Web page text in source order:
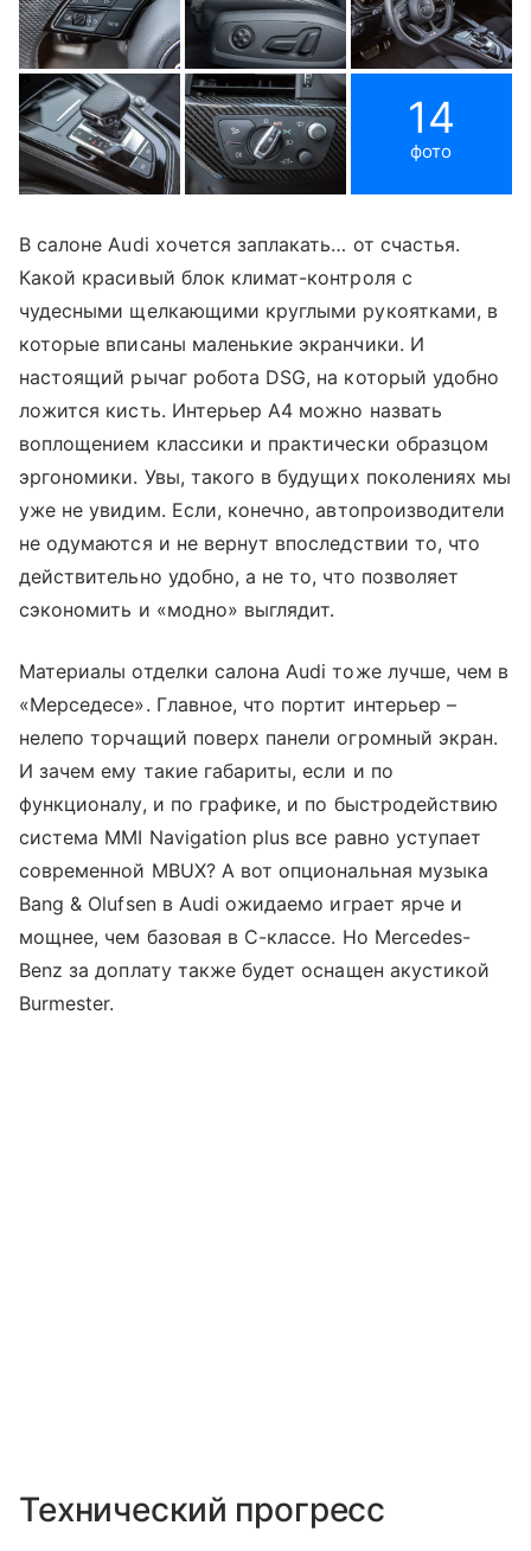
14
фото
В салоне Audi хочется заплакать… от счастья.
Какой красивый блок климат-контроля с
чудесными щелкающими круглыми рукоятками, в
которые вписаны маленькие экранчики. И
настоящий рычаг робота DSG, на который удобно
ложится кисть. Интерьер A4 можно назвать
воплощением классики и практически образцом
эргономики. Увы, такого в будущих поколениях мы
уже не увидим. Если, конечно, автопроизводители
не одумаются и не вернут впоследствии то, что
действительно удобно, а не то, что позволяет
сэкономить и «модно» выглядит.
Материалы отделки салона Audi тоже лучше, чем в
«Мерседесе». Главное, что портит интерьер –
нелепо торчащий поверх панели огромный экран.
И зачем ему такие габариты, если и по
функционалу, и по графике, и по быстродействию
система MMI Navigation plus все равно уступает
современной MBUX? А вот опциональная музыка
Bang & Olufsen в Audi ожидаемо играет ярче и
мощнее, чем базовая в С-классе. Но Mercedes-
Benz за доплату также будет оснащен акустикой
Burmester.
Технический прогресс